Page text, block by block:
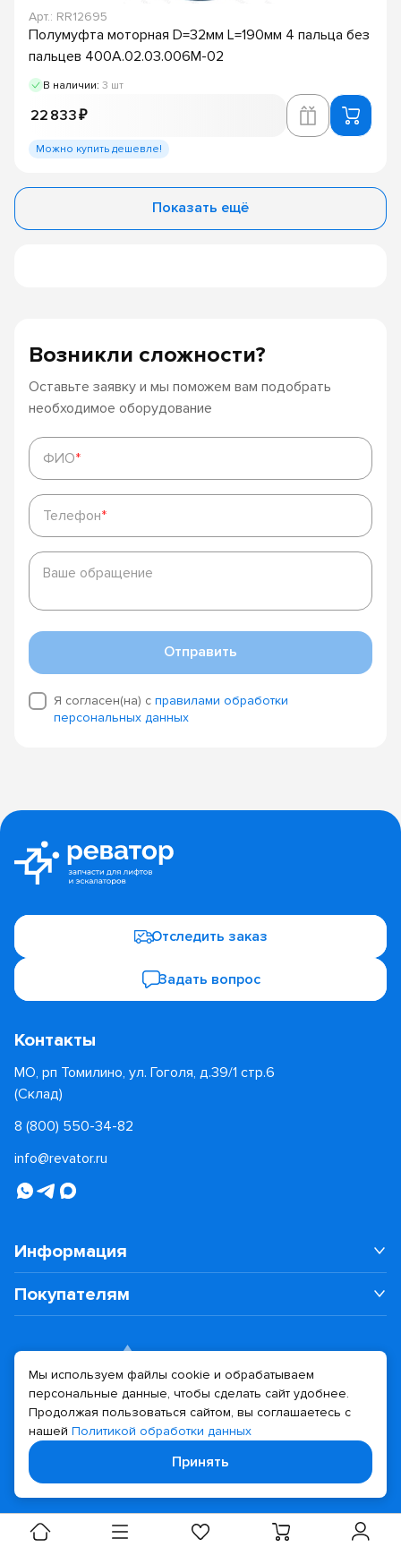
Арт.: RR12695
Полумуфта моторная D=32мм L=190мм 4 пальца без
пальцев 400А.02.03.006М-02
В наличии: 3 шт
22 833 ₽
Можно купить дешевле!
Показать ещё
Возникли сложности?
Оставьте заявку и мы поможем вам подобрать
необходимое оборудование
ФИО*
ФИО*
Телефон*
Телефон*
Ваше
обращение
Ваше обращение
Отправить
Я согласен(на) с правилами обработки
персональных данных
Отследить заказ
Задать вопрос
Контакты
МО, рп Томилино, ул. Гоголя, д.39/1 стр.6
(Склад)
8 (800) 550-34-82
info@revator.ru
Информация
Покупателям
Политика конфиденциальности
Дизайн сайта Разработка сайта
Мы используем файлы cookie и обрабатываем
персональные данные, чтобы сделать сайт удобнее.
Продолжая пользоваться сайтом, вы соглашаетесь с
нашей Политикой обработки данных
Принять